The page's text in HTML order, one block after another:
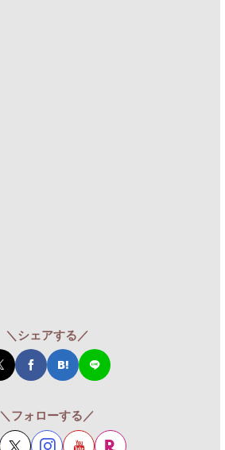
＼シェアする／
＼フォローする／